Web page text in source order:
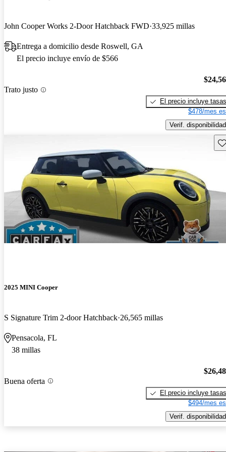
John Cooper Works 2-Door Hatchback FWD 33,925 millas
Entrega a domicilio desde Roswell, GA
El precio incluye envío de $566
Trato justo
El precio incluye tasas
$478/mes
Verif. disponibilidad
2025 MINI Cooper
S Signature Trim 2-door Hatchback 26,565 millas
Pensacola, FL
38 millas
Buena oferta
El precio incluye tasas
$494/mes
Verif. disponibilidad